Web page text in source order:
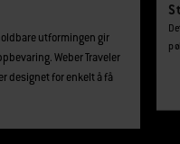
utformingen gir
Weber Traveler
designet for enkelt å få